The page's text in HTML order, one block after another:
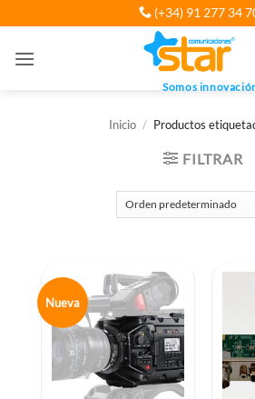
al
(+34) 91 277 34
Somos
Inicio / Productos
FILTRAR
Nueva